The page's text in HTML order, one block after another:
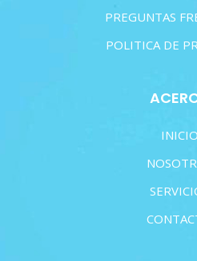
PREGUNTAS
POLITICA DE
INICIO